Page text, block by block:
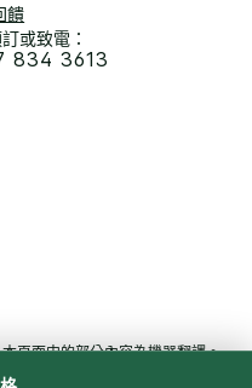
饋
或致電：
834 3613
頁面中的部分內容為機器翻譯。